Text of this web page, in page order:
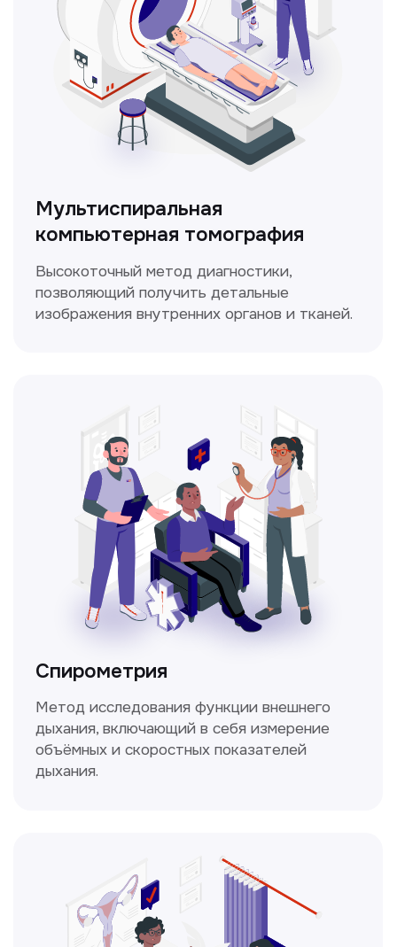
Диагностика и лечение заболеваний
уха, горла и носа с использованием
современных методик.
ЛОР-врач
Прайс-лист
Не нашли нужную
Заполните форму, и мы всё
Получить консультацию